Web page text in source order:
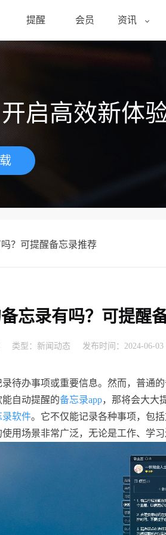
提醒 会员 资讯
启高效新体
？可提醒备忘录推荐
忘录有吗？可提醒
类型： 新闻动态 发布时间：2024-06-03
待办事项或重要信息。然而，普通
自动提醒的备忘录app，那将会大大
录软件。它不仅能记录各种事项，包
用场景非常广泛，无论是工作、学